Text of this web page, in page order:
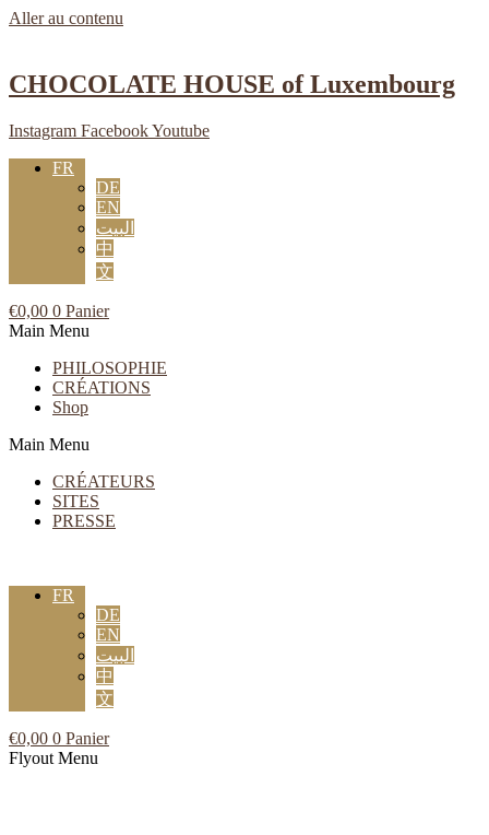
Aller au contenu
CHOCOLATE HOUSE of Luxembourg
Instagram FacebookYoutube
FR
DE
EN
البيت
中
文
€0,00 0 Panier
Main Menu
PHILOSOPHIE
CRÉATIONS
Shop
Main Menu
CRÉATEURS
SITES
PRESSE
FR
DE
EN
البيت
中
文
€0,00 0 Panier
Flyout Menu